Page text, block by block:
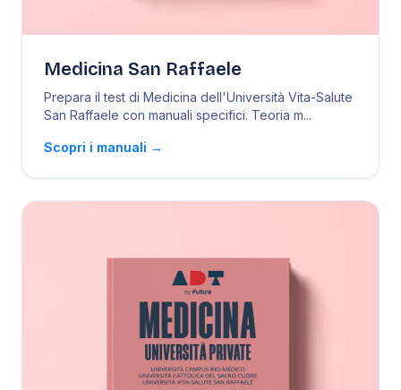
Medicina San Raffaele
Prepara il test di Medicina dell'Università Vita-Salute
San Raffaele con manuali specifici. Teoria m...
Scopri i manuali →